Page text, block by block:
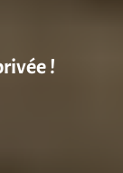
!